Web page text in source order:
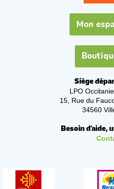
Mon
Siège
LPO
15, Rue du
34560
Besoin d'aide,